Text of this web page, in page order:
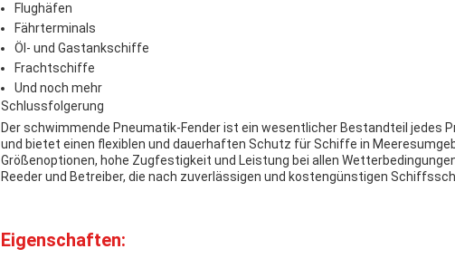
Flughäfen
Fährterminals
Öl- und Gastankschiffe
Frachtschiffe
Und noch mehr
Schlussfolgerung
Der schwimmende Pneumatik-Fender ist ein wesentlicher Bestandteil jedes
und bietet einen flexiblen und dauerhaften Schutz für Schiffe in
Größenoptionen, hohe Zugfestigkeit und Leistung bei allen
Reeder und Betreiber, die nach zuverlässigen und kostengünstigen
Eigenschaften: